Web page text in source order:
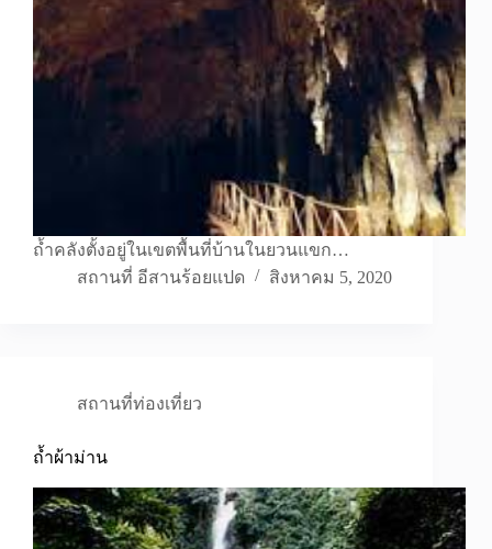
ถ้ำคลังตั้งอยู่ในเขตพื้นที่บ้านในยวนแขก…
สถานที่ อีสานร้อยแปด
สิงหาคม 5, 2020
สถานที่ท่องเที่ยว
ถ้ำผ้าม่าน